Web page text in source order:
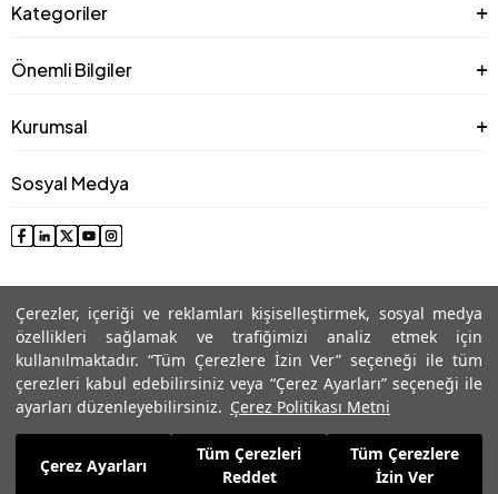
Çerezler, içeriği ve reklamları kişiselleştirmek, sosyal medya
özellikleri sağlamak ve trafiğimizi analiz etmek için
kullanılmaktadır. “Tüm Çerezlere İzin Ver” seçeneği ile tüm
çerezleri kabul edebilirsiniz veya “Çerez Ayarları” seçeneği ile
ayarları düzenleyebilirsiniz. Çerez Politikası Metni
Çerez Ayarları
Tüm Çerezleri
Reddet
Tüm Çerezlere
İzin Ver
1.819,99TL
1.273,99 Sepete Ekle
Kategoriler
Önemli Bilgiler
Kurumsal
Sosyal Medya
© 2025 Roman® Tüm Hakları Saklıdır, İzinsiz kullanılamaz